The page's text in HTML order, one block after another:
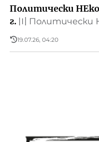
Политически
г. 〣 Политически
19.07.26, 04:20